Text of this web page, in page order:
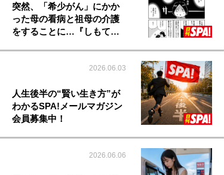
突然、「希少がん」にかか
った母の看病と祖母の介護
をすることに…『しもて…
2026.06.03
人生後半の“賢い生き方”が
わかるSPA!メールマガジン
会員募集中！
2026.06.06